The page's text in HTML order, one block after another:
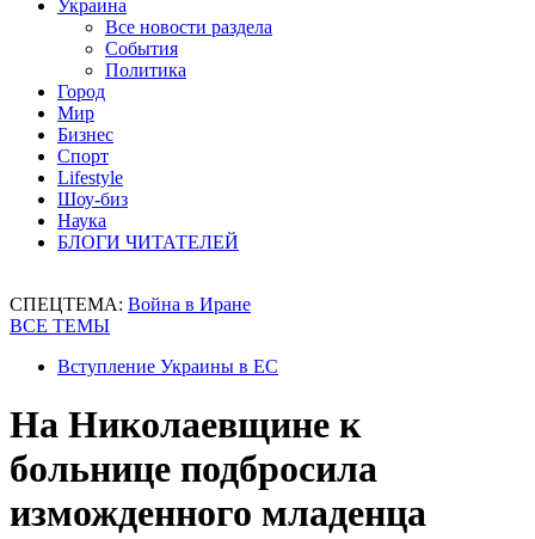
Украина
Все новости раздела
События
Политика
Город
Мир
Бизнес
Спорт
Lifestyle
Шоу-биз
Наука
БЛОГИ ЧИТАТЕЛЕЙ
СПЕЦТЕМА: Война в Иране
ВСЕ ТЕМЫ
Вступление Украины в ЕС
На Николаевщине к
больнице подбросила
изможденного младенца